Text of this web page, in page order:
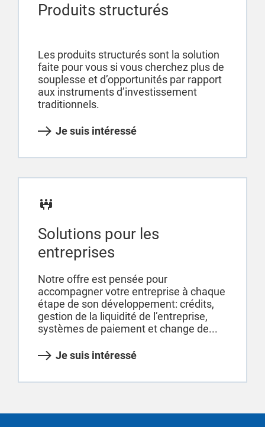
Produits structurés
Les produits structurés sont la solution
faite pour vous si vous cherchez plus de
souplesse et d’opportunités par rapport
aux instruments d’investissement
traditionnels.
Je suis intéressé
Solutions pour les
entreprises
Notre offre est pensée pour
accompagner votre entreprise à chaque
étape de son développement: crédits,
gestion de la liquidité de l’entreprise,
systèmes de paiement et change de...
Je suis intéressé